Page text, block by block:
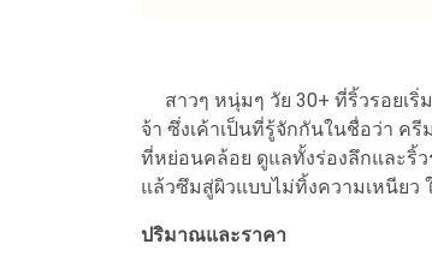
สาวๆ หนุ่มๆ วัย 30+ ที่ริ้วรอยเริ่
จ้า ซึ่งเค้าเป็นที่รู้จักกันในชื่อว่า ค
ที่หย่อนคล้อย ดูแลทั้งร่องลึกและริ้ว
แล้วซึมสู่ผิวแบบไม่ทิ้งความเหนียว
ปริมาณและราคา